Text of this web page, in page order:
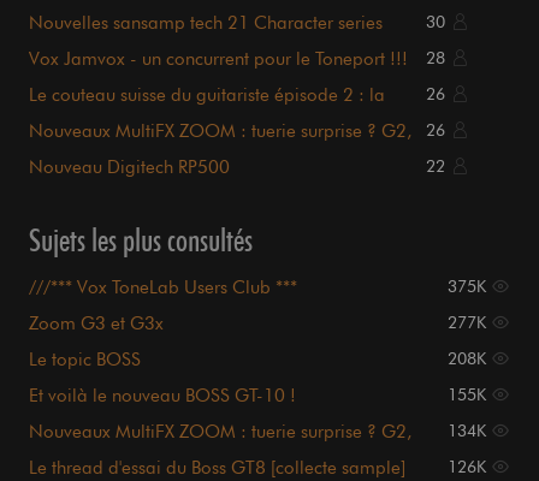
Nouvelles sansamp tech 21 Character series 30
Vox Jamvox - un concurrent pour le Toneport !!! 28
Le couteau suisse du guitariste épisode 2 : la
26
Nouveaux MultiFX ZOOM : tuerie surprise ? G2,
26
Nouveau Digitech RP500 22
Sujets les plus consultés
///*** Vox ToneLab Users Club *** 375K
Zoom G3 et G3x 277K
Le topic BOSS 208K
Et voilà le nouveau BOSS GT-10 ! 155K
Nouveaux MultiFX ZOOM : tuerie surprise ? G2,
134K
Le thread d'essai du Boss GT8 [collecte sample] 126K